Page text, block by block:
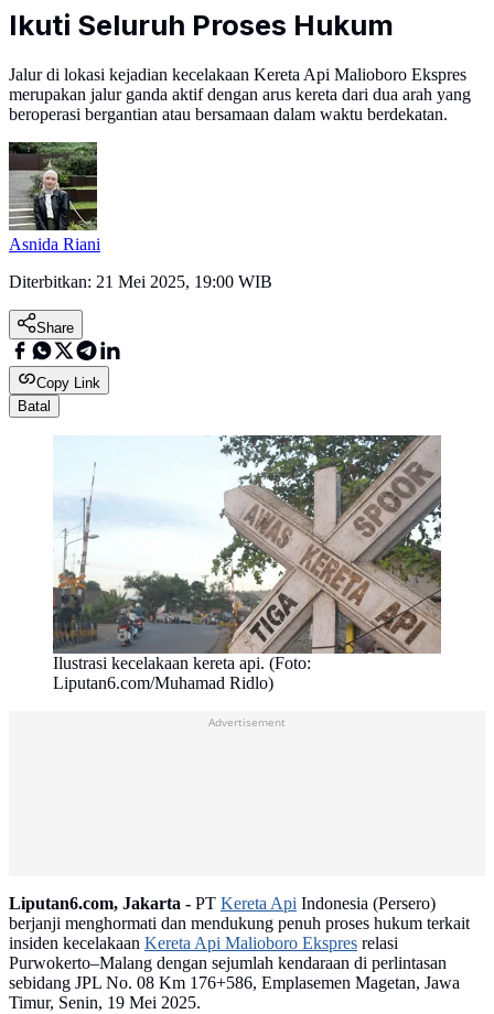
Ikuti Seluruh Proses Hukum
Jalur di lokasi kejadian kecelakaan Kereta Api Malioboro Ekspres
merupakan jalur ganda aktif dengan arus kereta dari dua arah yang
beroperasi bergantian atau bersamaan dalam waktu berdekatan.
Asnida Riani
Diterbitkan: 21 Mei 2025, 19:00 WIB
Share
Copy Link
Batal
Ilustrasi kecelakaan kereta api. (Foto:
Liputan6.com/Muhamad Ridlo)
Advertisement
Liputan6.com, Jakarta - PT Kereta Api Indonesia (Persero)
berjanji menghormati dan mendukung penuh proses hukum terkait
insiden kecelakaan Kereta Api Malioboro Ekspres relasi
Purwokerto–Malang dengan sejumlah kendaraan di perlintasan
sebidang JPL No. 08 Km 176+586, Emplasemen Magetan, Jawa
Timur, Senin, 19 Mei 2025.